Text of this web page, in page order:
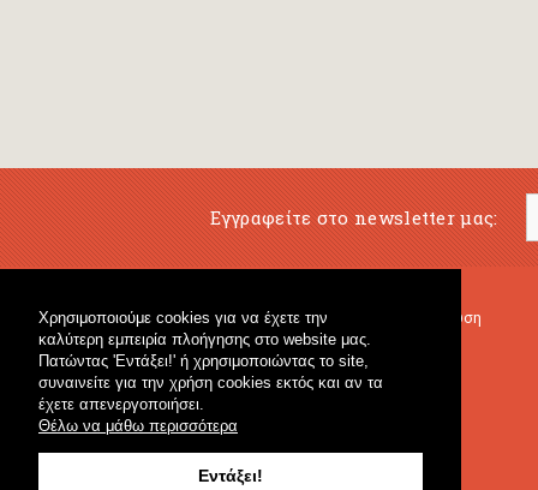
Χρησιμοποιούμε cookies για να έχετε την
καλύτερη εμπειρία πλοήγησης στο website μας.
Πατώντας 'Εντάξει!' ή χρησιμοποιώντας το site,
συναινείτε για την χρήση cookies εκτός και αν τα
έχετε απενεργοποιήσει.
Θέλω να μάθω περισσότερα
Εντάξει!
Εγγραφείτε στο newsletter μας:
Μουσικό Βιβλιοπωλείο
Κρουστά & Εκπαιδευτικό Υλικό
Γενικό Βιβλιοπωλείο
Μουσική Εκπαίδευση
Fagotto Blog